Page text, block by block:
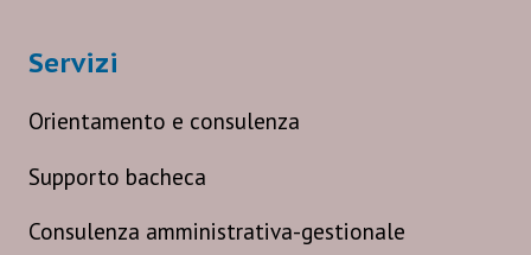
Servizi
Orientamento e consulenza
Supporto bacheca
Consulenza amministrativa-gestionale